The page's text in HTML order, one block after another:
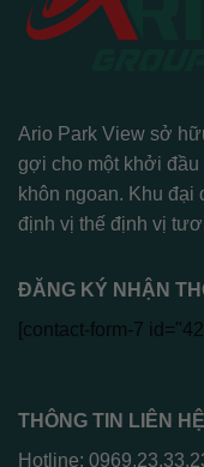
Ario Park View sở
gợi cho một khởi đầu
khôn ngoan. Khu đại
định vị thế định vị
ĐĂNG KÝ NHẬN
[contact-form-7
THÔNG TIN LIÊN HỆ
Hotline: